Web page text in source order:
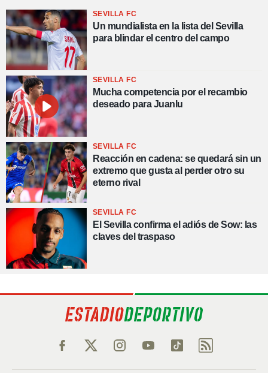
SEVILLA FC
Un mundialista en la lista del Sevilla
para blindar el centro del campo
SEVILLA FC
Mucha competencia por el recambio
deseado para Juanlu
SEVILLA FC
Reacción en cadena: se quedará sin un
extremo que gusta al perder otro su
eterno rival
SEVILLA FC
El Sevilla confirma el adiós de Sow: las
claves del traspaso